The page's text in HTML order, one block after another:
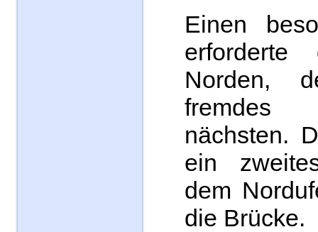
Einen
Norden,
nächsten.
ein
dem
die Brücke.